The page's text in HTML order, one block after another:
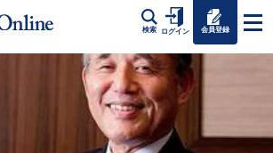
検索 ログイン 会員登録